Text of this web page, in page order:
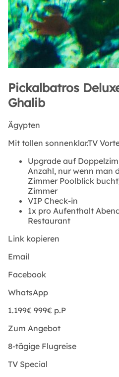
Pickalbatros
Ghalib
Ägypten
Mit tollen sonnenklar.TV
Upgrade auf
Anzahl, nur wenn man
Zimmer Poolblick
Zimmer
VIP Check-in
1x pro Aufenthalt
Restaurant
Link kopieren
Email
Facebook
WhatsApp
1.199€ 999€ p.P
Zum Angebot
8-tägige Flugreise
TV Special